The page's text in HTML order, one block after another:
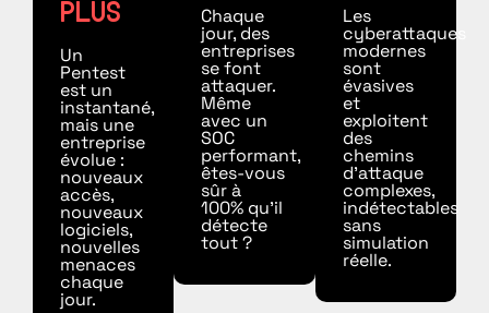
PLUS
Un
Pentest
est un
instantané,
mais une
entreprise
évolue :
nouveaux
accès,
nouveaux
logiciels,
nouvelles
menaces
chaque
jour.
Chaque
jour, des
entreprises
se font
attaquer.
Même
avec un
SOC
performant,
êtes-vous
sûr à
100% qu’il
détecte
tout ?
Les
cyberattaques
modernes
sont
évasives
et
exploitent
des
chemins
d’attaque
complexes,
indétectables
sans
simulation
réelle.